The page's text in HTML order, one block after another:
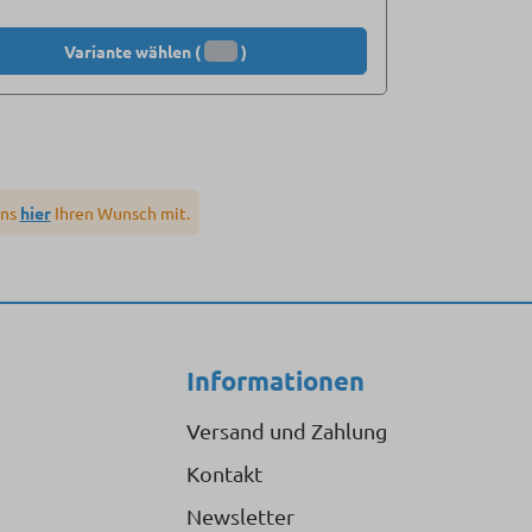
Variante wählen ( )
hierIhren Wunsch mit.
Informationen
Versand und Zahlung
Kontakt
Newsletter